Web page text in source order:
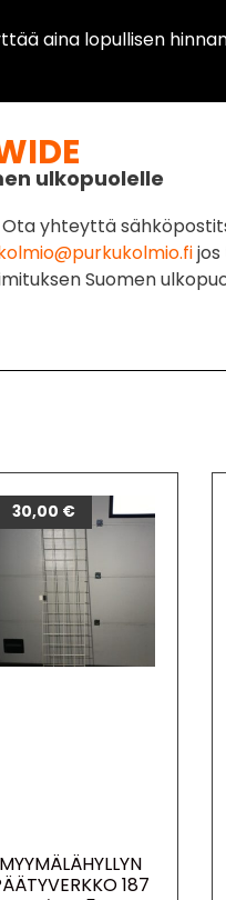
aina lopullisen
ulkopuolelle
Ota yhteyttä
jos
Suomen
MYYMÄLÄHYLLYN
187
30,00 €